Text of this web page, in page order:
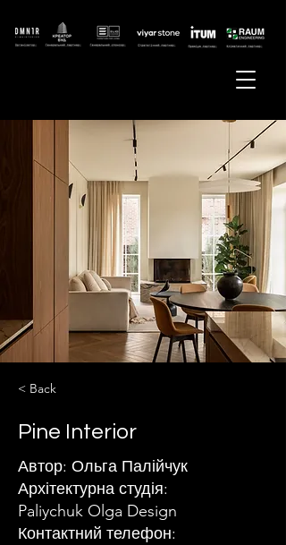
< Back
Pine Interior
Автор: Ольга Палійчук
Архітектурна студія:
Paliychuk Olga Design
Контактний телефон: